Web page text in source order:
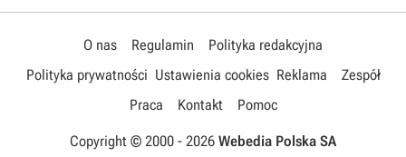
O nas Regulamin
Polityka redakcyjna
Polityka prywatności Ustawienia cookies Reklama
Zespół
Praca
Kontakt Pomoc
Copyright © 2000 - 2026 Webedia Polska SA